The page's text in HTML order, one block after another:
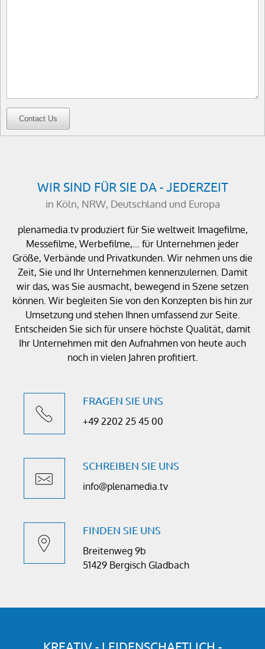
Contact Us
WIR SIND FÜR SIE DA - JEDERZEIT
in Köln, NRW, Deutschland und Europa
plenamedia.tv produziert für Sie weltweit Imagefilme,
Messefilme, Werbefilme,... für Unternehmen jeder
Größe, Verbände und Privatkunden. Wir nehmen uns die
Zeit, Sie und Ihr Unternehmen kennenzulernen. Damit
wir das, was Sie ausmacht, bewegend in Szene setzen
können. Wir begleiten Sie von den Konzepten bis hin zur
Umsetzung und stehen Ihnen umfassend zur Seite.
Entscheiden Sie sich für unsere höchste Qualität, damit
Ihr Unternehmen mit den Aufnahmen von heute auch
noch in vielen Jahren profitiert.
FRAGEN SIE UNS
+49 2202 25 45 00
SCHREIBEN SIE UNS
info@plenamedia.tv
FINDEN SIE UNS
Breitenweg 9b
51429 Bergisch Gladbach